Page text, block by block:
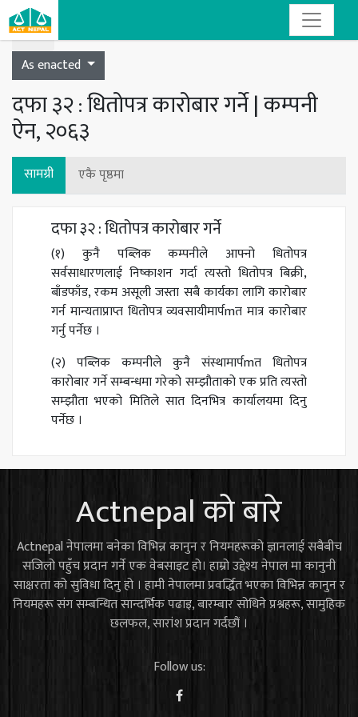
Toggle navigation
As enacted
दफा ३२ : धितोपत्र कारोबार गर्ने | कम्पनी
ऐन, २०६३
सामग्री एकै पृष्ठमा
दफा ३२ : धितोपत्र कारोबार गर्ने
(१) कुनै पब्लिक कम्पनीले आफ्नो धितोपत्र
सर्वसाधारणलाई निष्काशन गर्दा त्यस्तो धितोपत्र बिक्री,
बाँडफाँड, रकम असूली जस्ता सबै कार्यका लागि कारोबार
गर्न मान्यताप्राप्त धितोपत्र व्यवसायीमार्पmत मात्र कारोबार
गर्नु पर्नेछ ।
(२) पब्लिक कम्पनीले कुनै संस्थामार्पmत धितोपत्र
कारोबार गर्ने सम्बन्धमा गरेको सम्झौताको एक प्रति त्यस्तो
सम्झौता भएको मितिले सात दिनभित्र कार्यालयमा दिनु
पर्नेछ ।
Actnepal को बारे
Actnepal नेपालमा बनेका विभिन्न कानुन र नियमहरूको ज्ञानलाई सबैबीच
सजिलो पहुँच प्रदान गर्ने एक वेबसाइट हो। हाम्रो उद्देश्य नेपाल मा कानुनी
साक्षरता को सुविधा दिनु हो । हामी नेपालमा प्रवर्द्धित भएका विभिन्न कानुन र
नियमहरू संग सम्बन्धित सान्दर्भिक पढाइ, बारम्बार सोधिने प्रश्नहरू, सामुहिक
छलफल, सारांश प्रदान गर्दछौं ।
Follow us: